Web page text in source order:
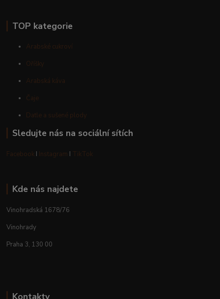
TOP kategorie
Arabské cukroví
Oříšky
Arabská káva
Čaje
Datle a sušené plody
Sledujte nás na sociální sítích
Facebook I Instagram I TikTok
Kde nás najdete
Vinohradská 1678/76
Vinohrady
Praha 3, 130 00
Kontakty